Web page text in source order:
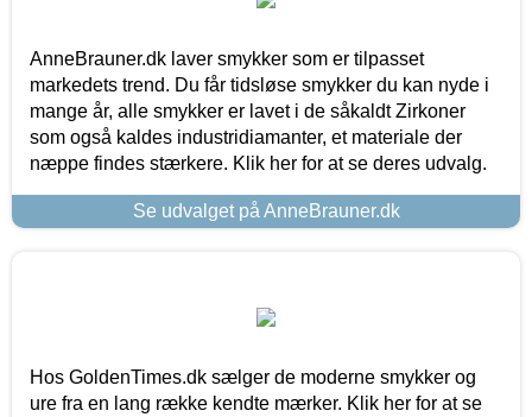
AnneBrauner.dk laver smykker som er tilpasset
markedets trend. Du får tidsløse smykker du kan nyde i
mange år, alle smykker er lavet i de såkaldt Zirkoner
som også kaldes industridiamanter, et materiale der
næppe findes stærkere. Klik her for at se deres udvalg.
Se udvalget på AnneBrauner.dk
Hos GoldenTimes.dk sælger de moderne smykker og
ure fra en lang række kendte mærker. Klik her for at se